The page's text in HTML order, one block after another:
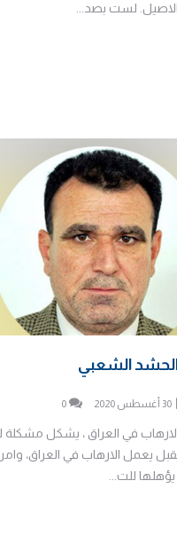
الاصيل. لست بصد...
الحشد الشعبي
0
في العراق ، يشكل مشكلة
يعمل الارهاب في العراق،
للت...